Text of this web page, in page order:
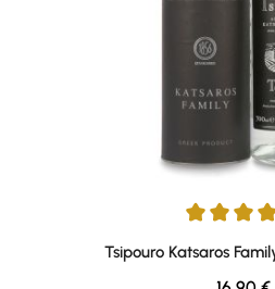
Durchschnittliche Bewertung
Tsipouro Katsaros